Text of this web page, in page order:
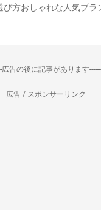
び方おしゃれな人気ブラ
広告の後に記事があります
広告 / スポンサーリンク